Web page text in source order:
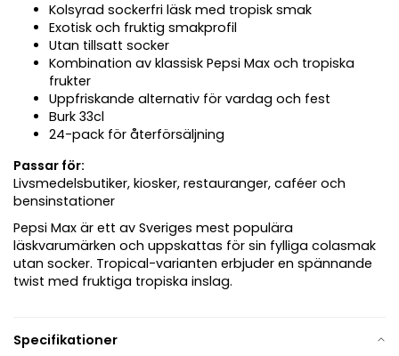
Specifikationer
Kolsyrad sockerfri läsk med tropisk smak
Exotisk och fruktig smakprofil
Utan tillsatt socker
Kombination av klassisk Pepsi Max och tropiska
frukter
Uppfriskande alternativ för vardag och fest
Burk 33cl
24-pack för återförsäljning
Passar för:
Livsmedelsbutiker, kiosker, restauranger, caféer och
bensinstationer
Pepsi Max är ett av Sveriges mest populära
läskvarumärken och uppskattas för sin fylliga colasmak
utan socker. Tropical-varianten erbjuder en spännande
twist med fruktiga tropiska inslag.